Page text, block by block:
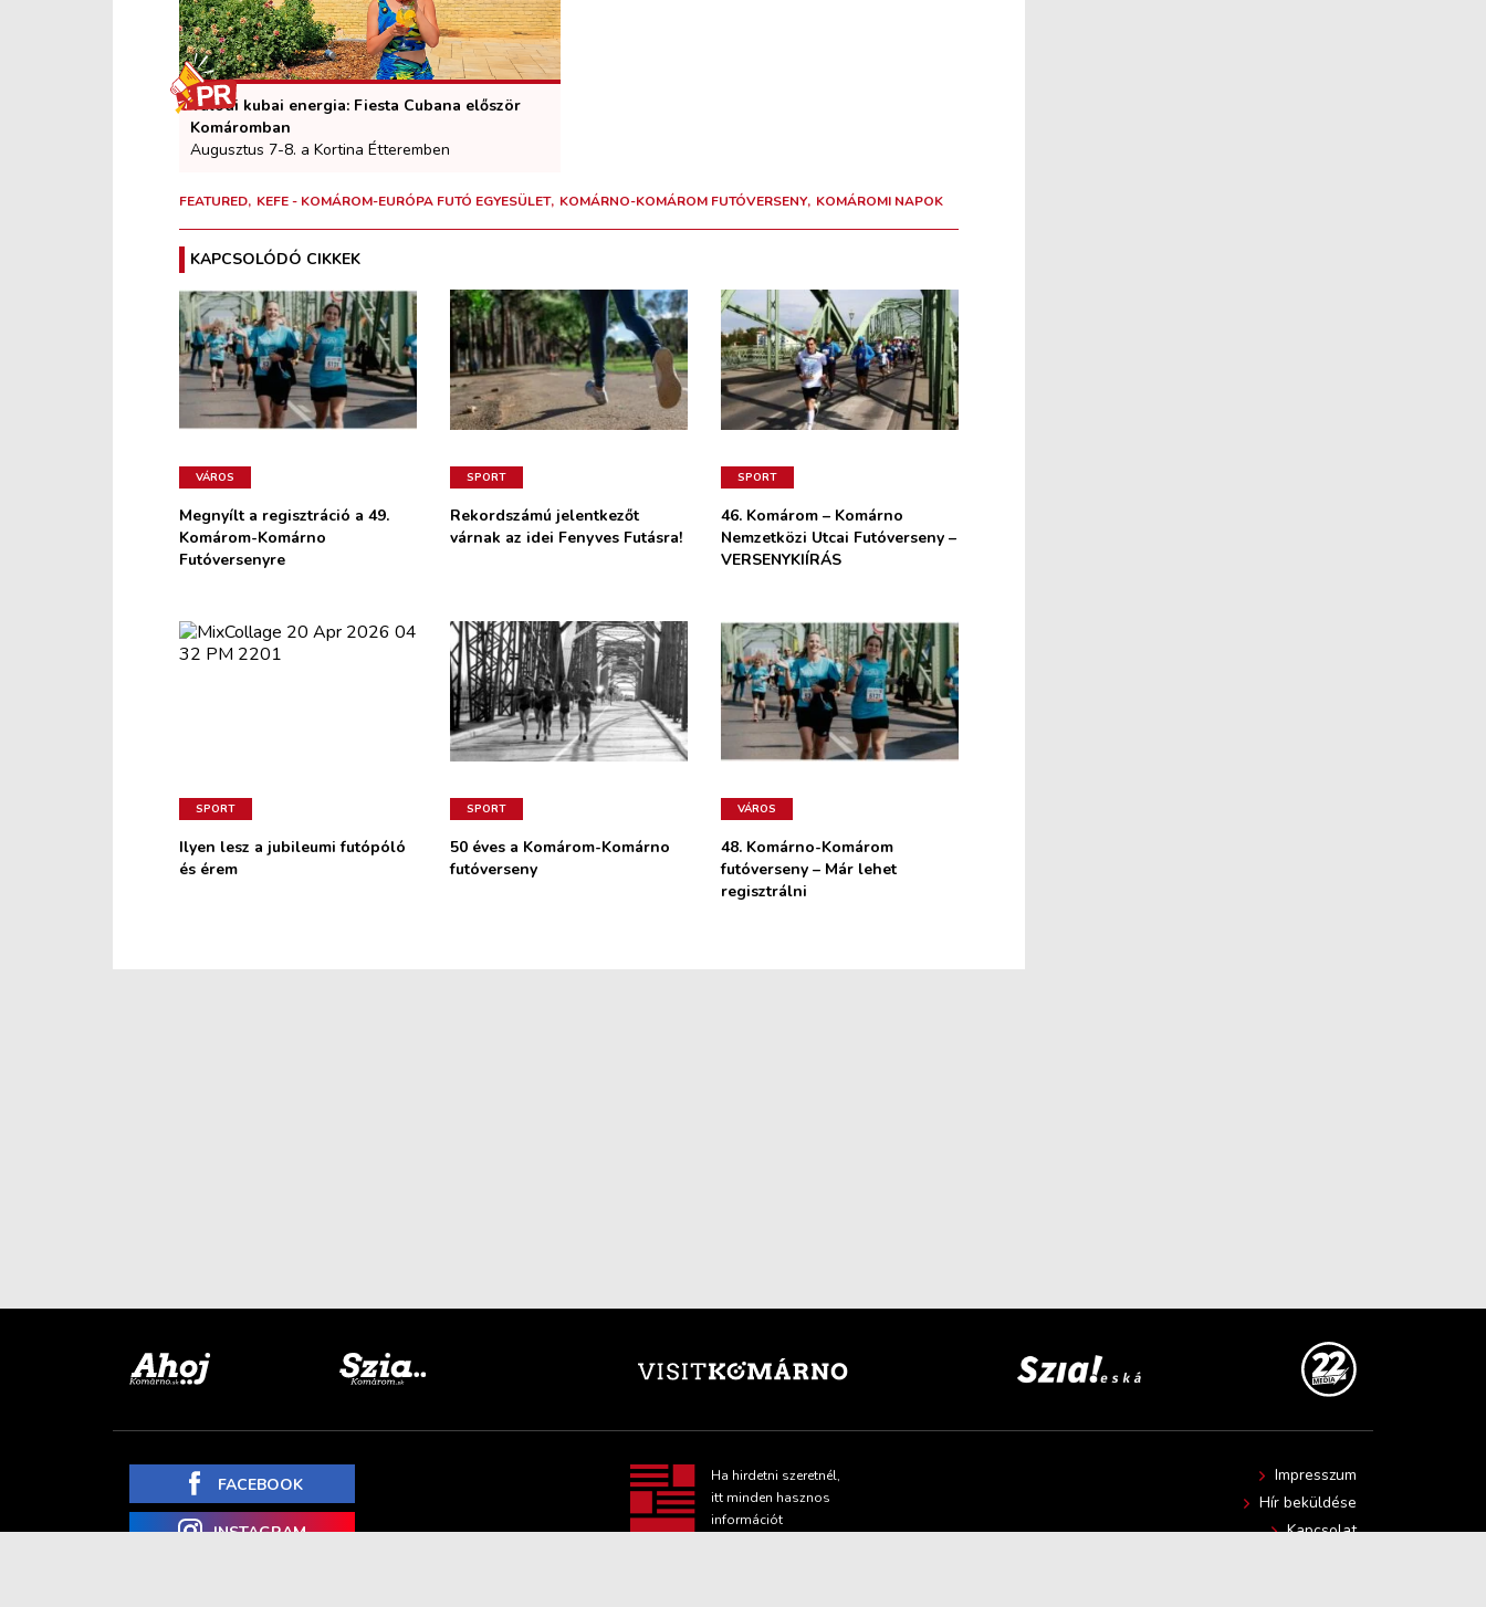
Valódi kubai energia: Fiesta Cubana először
Komáromban
Augusztus 7-8. a Kortina Étteremben
FEATURED KEFE - KOMÁROM-EURÓPA FUTÓ EGYESÜLET KOMÁRNO-KOMÁROM FUTÓVERSENY KOMÁROMI NAPOK
KAPCSOLÓDÓ CIKKEK
VÁROS
Megnyílt a regisztráció a 49.
Komárom-Komárno
Futóversenyre
SPORT
Rekordszámú jelentkezőt
várnak az idei Fenyves Futásra!
SPORT
46. Komárom – Komárno
Nemzetközi Utcai Futóverseny –
VERSENYKIÍRÁS
SPORT
Ilyen lesz a jubileumi futópóló
és érem
SPORT
50 éves a Komárom-Komárno
futóverseny
VÁROS
48. Komárno-Komárom
futóverseny – Már lehet
regisztrálni
FACEBOOK
INSTAGRAM
Ha hirdetni szeretnél,
itt minden hasznos
információt
Impresszum
Hír beküldése
Kapcsolat